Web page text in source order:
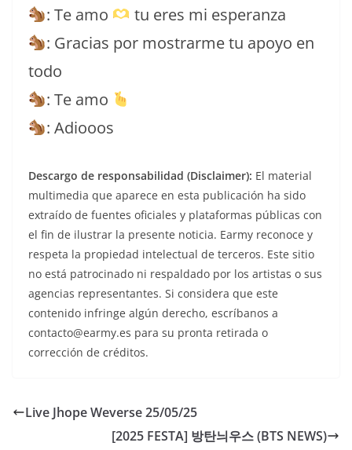
: Te amo
tu eres mi esperanza
: Gracias por mostrarme tu apoyo en
todo
: Te amo
: Adiooos
Descargo de responsabilidad (Disclaimer): El material
multimedia que aparece en esta publicación ha sido
extraído de fuentes oficiales y plataformas públicas con
el fin de ilustrar la presente noticia. Earmy reconoce y
respeta la propiedad intelectual de terceros. Este sitio
no está patrocinado ni respaldado por los artistas o sus
agencias representantes. Si considera que este
contenido infringe algún derecho, escríbanos a
contacto@earmy.es para su pronta retirada o
corrección de créditos.
Live Jhope Weverse 25/05/25
[2025 FESTA] 방탄늬우스 (BTS NEWS)